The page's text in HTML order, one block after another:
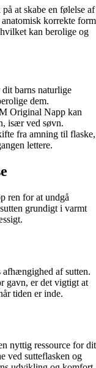
at skabe en følelse af
korrekte form
kan berolige og
dit barns naturlige
dem.
Original Napp kan
især ved søvn.
fra amning til flaske,
lettere.
ren for at undgå
grundigt i varmt
af sutten.
gavn, er det vigtigt at
tiden er inde.
nyttig ressource for dit
ved sutteflasken og